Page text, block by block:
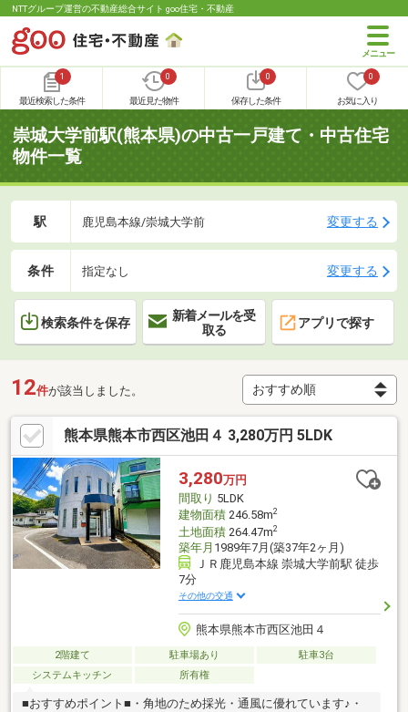
NTTグループ運営の不動産総合サイト goo住宅・不動産
1
最近検索した条件
0
最近見た物件
0
保存した条件
0
お気に入り
崇城大学前駅(熊本県)の中古一戸建て・中古住宅
物件一覧
駅 鹿児島本線/崇城大学前 変更する
条件 指定なし 変更する
検索条件を保存
新着メールを受
取る
アプリで探す
12件が該当しました。
熊本県熊本市西区池田４ 3,280万円 5LDK
3,280万円
間取り 5LDK
建物面積246.58m2
土地面積264.47m2
築年月 1989年7月(築37年2ヶ月)
ＪＲ鹿児島本線 崇城大学前駅 徒歩
7分
その他の交通
熊本県熊本市西区池田４
2階建て 駐車場あり
駐車3台
システムキッチン
所有権
■おすすめポイント■・角地のため採光・通風に優れています♪・